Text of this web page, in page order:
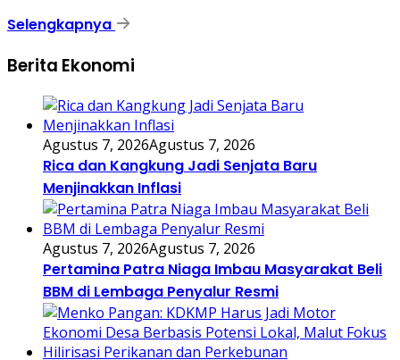
Selengkapnya
Berita Ekonomi
Agustus 7, 2026Agustus 7, 2026
Rica dan Kangkung Jadi Senjata Baru
Menjinakkan Inflasi
Agustus 7, 2026Agustus 7, 2026
Pertamina Patra Niaga Imbau Masyarakat Beli
BBM di Lembaga Penyalur Resmi